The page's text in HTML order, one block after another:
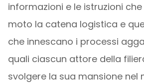
informazioni e le istruzioni
moto la catena logistica e
che innescano i processi
quali ciascun attore della
svolgere la sua mansione nel